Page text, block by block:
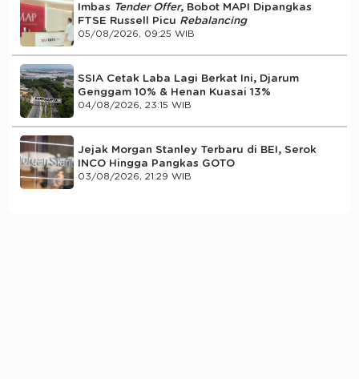
Imbas Tender Offer, Bobot MAPI Dipangkas
FTSE Russell Picu Rebalancing
05/08/2026, 09:25 WIB
SSIA Cetak Laba Lagi Berkat Ini, Djarum
Genggam 10% & Henan Kuasai 13%
04/08/2026, 23:15 WIB
Jejak Morgan Stanley Terbaru di BEI, Serok
INCO Hingga Pangkas GOTO
03/08/2026, 21:29 WIB